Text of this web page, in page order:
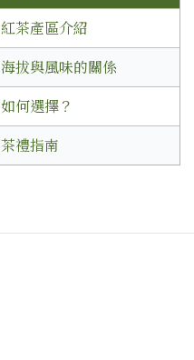
紅茶產區介紹
海拔與風味的關係
如何選擇？
茶禮指南